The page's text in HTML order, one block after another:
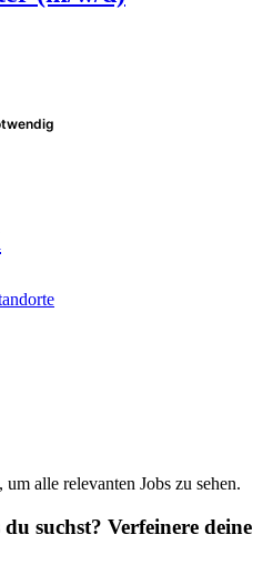
alle relevanten Jobs zu sehen.
suchst? Verfeinere deine